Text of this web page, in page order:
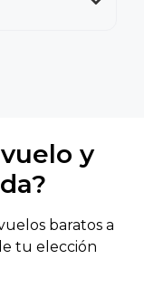
y
baratos a
tu elección